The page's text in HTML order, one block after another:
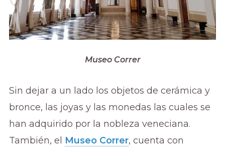
Museo Correr
Sin dejar a un lado los objetos de cerámica y
bronce, las joyas y las monedas las cuales se
han adquirido por la nobleza veneciana.
También, el Museo Correr, cuenta con